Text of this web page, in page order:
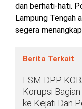
dan berhati-hati.
Lampung Tengah
segera
Berita Terkait
LSM DPP
Korupsi
ke Kejati Dan